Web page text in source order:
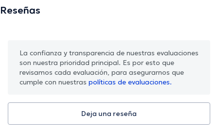
Reseñas
La confianza y transparencia de nuestras evaluaciones
son nuestra prioridad principal. Es por esto que
revisamos cada evaluación, para asegurarnos que
cumple con nuestras políticas de evaluaciones.
Deja una reseña